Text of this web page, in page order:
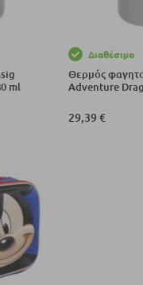
ml
Διαθέσιμο
Θερμός
Adventure
29,39 €